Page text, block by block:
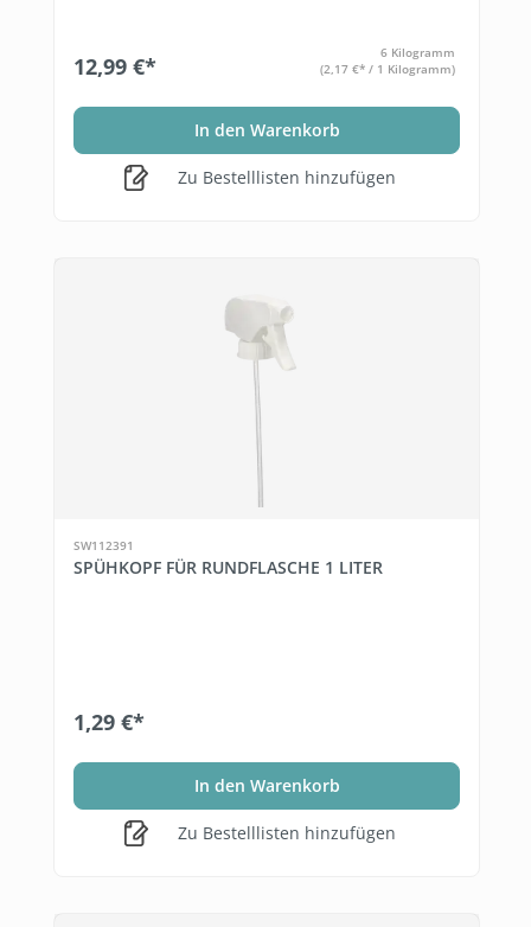
12,99 €*
6 Kilogramm
(2,17 €* / 1 Kilogramm)
In den Warenkorb
Zu Bestelllisten hinzufügen
SW112391
SPÜHKOPF FÜR RUNDFLASCHE 1 LITER
1,29 €*
In den Warenkorb
Zu Bestelllisten hinzufügen